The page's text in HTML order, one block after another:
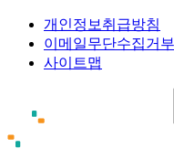
개인정보취급방침
이메일무단수집거부
사이트맵